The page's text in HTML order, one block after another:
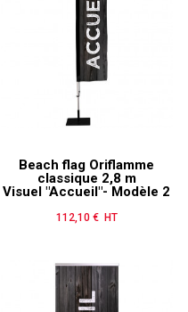
Beach flag Oriflamme
classique 2,8 m
Visuel "Accueil"- Modèle 2
Prix
112,10 € HT